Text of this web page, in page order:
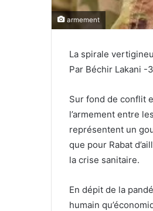
armement
La spirale
Par Béchir Lakani -
Sur fond de conflit
l’armement entre
représentent un
que pour Rabat
la crise sanitaire.
En dépit de la
humain